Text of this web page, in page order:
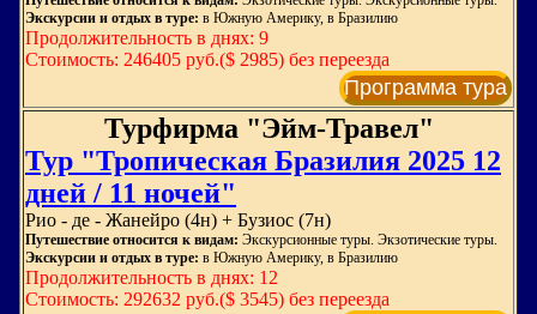
Экскурсии и отдых в туре: в Южную Америку, в Бразилию
Продолжительность в днях: 9
Стоимость: 246405 руб.($ 2985) без переезда
Программа тура
Турфирма "Эйм-Травел"
Тур "Тропическая Бразилия 2025 12
дней / 11 ночей"
Рио - де - Жанейро (4н) + Бузиос (7н)
Путешествие относится к видам: Экскурсионные туры. Экзотические туры.
Экскурсии и отдых в туре: в Южную Америку, в Бразилию
Продолжительность в днях: 12
Стоимость: 292632 руб.($ 3545) без переезда